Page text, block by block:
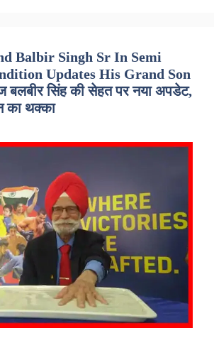
Balbir Singh Sr In Semi
Updates His Grand Son
बलबीर सिंह की सेहत पर नया अपडेट,
का थक्का